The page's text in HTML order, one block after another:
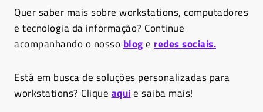
Quer saber mais sobre workstations, computadores
e tecnologia da informação? Continue
acompanhando o nosso bloge redes sociais.
Está em busca de soluções personalizadas para
workstations? Clique aquie saiba mais!